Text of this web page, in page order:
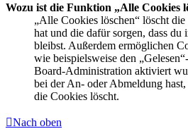
Wozu ist die Funktion „Alle Cookies
„Alle Cookies löschen“ löscht
hat und die dafür sorgen, dass du
bleibst. Außerdem ermöglichen
wie beispielsweise den
Board-Administration aktiviert
bei der An- oder Abmeldung
die Cookies löscht.
Nach oben